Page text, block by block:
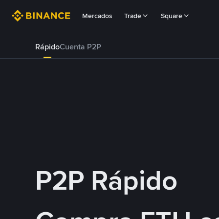
Mercados Trade Square
RápidoCuenta P2P
P2P Rápido